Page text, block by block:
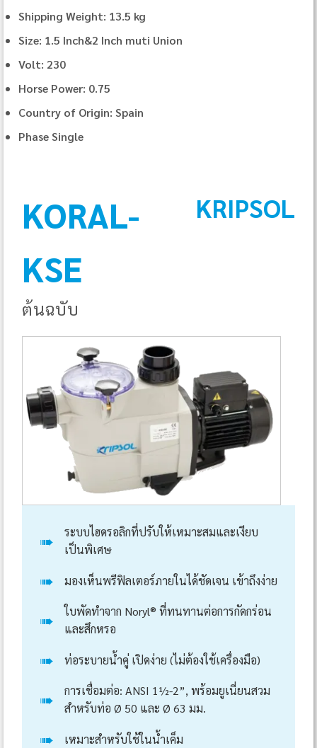
Shipping Weight: 13.5 kg
Size: 1.5 Inch&2 Inch muti Union
Volt: 230
Horse Power: 0.75
Country of Origin: Spain
Phase Single
KORAL-
KSE
ต้นฉบับ
KRIPSOL
➠
ระบบไฮดรอลิกที่ปรับให้เหมาะสมและเงียบ
เป็นพิเศษ
➠ มองเห็นพรีฟิลเตอร์ภายในได้ชัดเจน เข้าถึงง่าย
➠
ใบพัดทำจาก Noryl® ที่ทนทานต่อการกัดกร่อน
และสึกหรอ
➠ ท่อระบายน้ำคู่ เปิดง่าย (ไม่ต้องใช้เครื่องมือ)
➠
การเชื่อมต่อ: ANSI 1½-2”, พร้อมยูเนี่ยนสวม
สำหรับท่อ Ø 50 และ Ø 63 มม.
➠ เหมาะสำหรับใช้ในน้ำเค็ม